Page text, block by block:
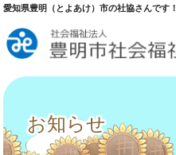
愛知県豊明（とよあけ）市の社協さんです！
お知らせ